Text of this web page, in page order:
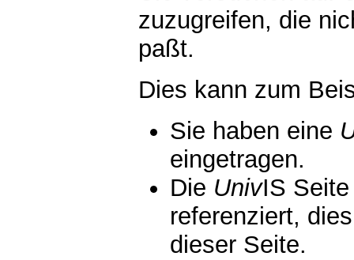
zuzugreifen, die
paßt.
Dies kann zum
Sie haben eine
eingetragen.
Die UnivIS
referenziert,
dieser Seite.